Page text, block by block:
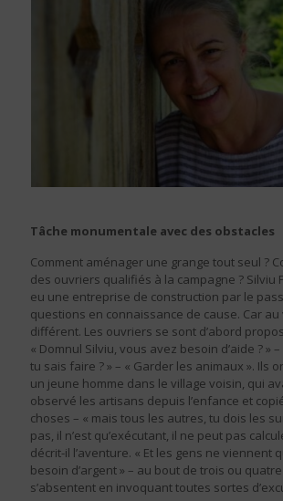
Tâche monumentale avec des obstacles
Comment aménager une grange tout seul ?
des ouvriers qualifiés à la campagne ? Silviu
eu une entreprise de construction par le
questions en connaissance de cause. Car
différent. Les ouvriers se sont d’abord
« Domnul Silviu, vous avez besoin d’aide ? » –
tu sais faire ? » – « Garder les animaux ». Ils
un jeune homme dans le village voisin, qui
observé les artisans depuis l’enfance et
choses – « mais tous les autres, tu dois les
pas, il n’est qu’exécutant, il ne peut pas
décrit-il l’aventure. « Et les gens ne viennent
besoin d’argent » – au bout de trois ou
s’absentent en invoquant toutes sortes